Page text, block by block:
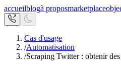
accueilblogà proposmarketplace
Cas d'usage
/Automatisation
/Scraping Twitter : obtenir